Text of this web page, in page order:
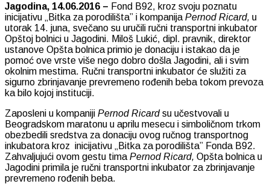
Jagodina, 14.06.2016 – Fond B92, kroz svoju poznatu
inicijativu „Bitka za porodilišta” i kompanija Pernod Ricard, u
utorak 14. juna, svečano su uručili ručni transportni inkubator
Opštoj bolnici u Jagodini. Miloš Lukić, dipl. pravnik, direktor
ustanove Opšta bolnica primio je donaciju i istakao da je
pomoć ove vrste više nego dobro došla Jagodini, ali i svim
okolnim mestima. Ručni transportni inkubator će služiti za
sigurno zbrinjavanje prevremeno rođenih beba tokom prevoza
ka bilo kojoj instituciji.
Zaposleni u kompaniji Pernod Ricardsu učestvovali u
Beogradskom maratonu u aprilu mesecu i simboličnom trkom
obezbedili sredstva za donaciju ovog ručnog transportnog
inkubatora kroz inicijativu „Bitka za porodilišta” Fonda B92.
Zahvaljujući ovom gestu tima Pernod Ricard, Opšta bolnica u
Jagodini primila je ručni transportni inkubator za zbrinjavanje
prevremeno rođenih beba.